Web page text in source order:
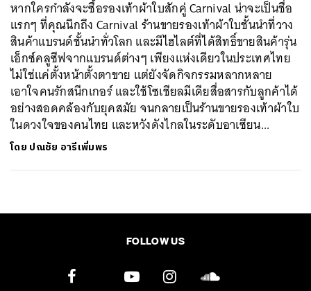
หากใครกำลังจะซื้อรองเท้าผ้าใบสักคู่ Carnival น่าจะเป็นชื่อ
แรกๆ ที่คุณนึกถึง Carnival ร้านขายรองเท้าผ้าใบชั้นนำที่วาง
สินค้าแบรนด์ชั้นนำทั่วโลก และมีไฮไลต์ที่ได้สิทธิ์ขายสินค้ารุ่น
เอ็กซ์คลูซีฟจากแบรนด์ต่างๆ เพียงแห่งเดียวในประเทศไทย
ไม่ใช่แค่ตั้งหน้าตั้งตาขาย แต่ยังจัดกิจกรรมหลากหลาย
เอาใจคนรักสนีกเกอร์ และใช้โซเชียลมีเดียสื่อสารกับลูกค้าได้
อย่างสอดคล้องกับยุคสมัย จนกลายเป็นร้านขายรองเท้าผ้าใบ
ในดวงใจของคนไทย และหวังดังไกลในระดับอาเซียน...
โดย ปณชัย อารีเพิ่มพร
FOLLOW US